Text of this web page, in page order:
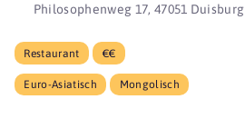
Philosophenweg 17, 47051 Duisburg
Restaurant €€
Euro-Asiatisch Mongolisch